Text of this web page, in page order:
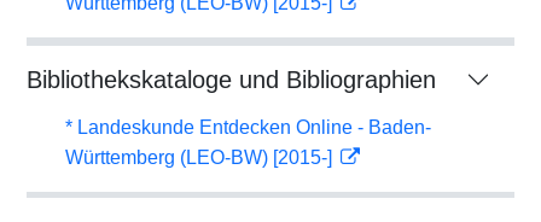
Bibliothekskataloge und Bibliographien
* Landeskunde Entdecken Online - Baden-
Württemberg (LEO-BW) [2015-]